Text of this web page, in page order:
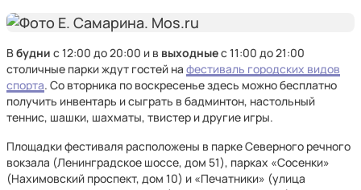
Вбудни с 12:00 до 20:00 и в выходныес 11:00 до 21:00
столичные парки ждут гостей на фестиваль городских видов
спорта. Со вторника по воскресенье здесь можно бесплатно
получить инвентарь и сыграть в бадминтон, настольный
теннис, шашки, шахматы, твистер и другие игры.
Площадки фестиваля расположены в парке Северного речного
вокзала (Ленинградское шоссе, дом 51), парках «Сосенки»
(Нахимовский проспект, дом 10) и «Печатники» (улица